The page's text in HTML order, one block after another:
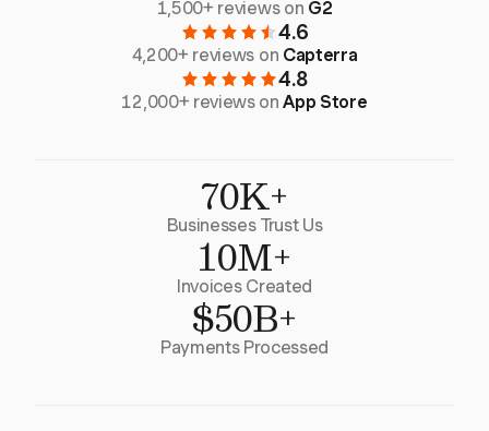
1,500+ reviews on G2
4.6
4,200+ reviews on Capterra
4.8
12,000+ reviews onApp Store
70K+
Businesses Trust Us
10M+
Invoices Created
$50B+
Payments Processed